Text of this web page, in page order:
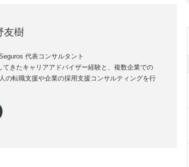
友樹
代表コンサルタント
てきたキャリアアドバイザー経験と、複数企業での
の転職支援や企業の採用支援コンサルティングを行